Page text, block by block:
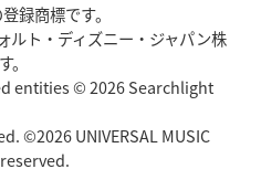
録商標です。
ルト・ディズニー・ジャパン株
entities © 2026 Searchlight
©2026 UNIVERSAL MUSIC